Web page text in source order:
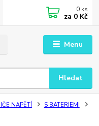
Menu
Hledat
0 ks
za 0 Kč
NAPĚTÍ
S BATERIEMI